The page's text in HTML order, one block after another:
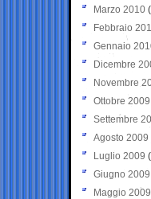
Marzo 2010
Febbraio
Gennaio
Dicembre
Novembre
Ottobre 2009
Settembre
Agosto 2009
Luglio 2009
Giugno 2009
Maggio 2009